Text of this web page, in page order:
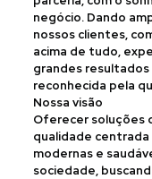
negócio. Dando
nossos clientes,
acima de tudo,
grandes resultados
reconhecida pela
Nossa visão
Oferecer soluções
qualidade
modernas e
sociedade,